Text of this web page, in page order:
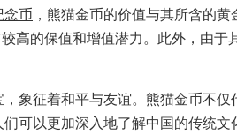
念币 ，熊猫金币的价值与其所含的
高的保值和增值潜力。此外，由
，象征着和平与友谊。熊猫金币不
可以更加深入地了解中国的传统文